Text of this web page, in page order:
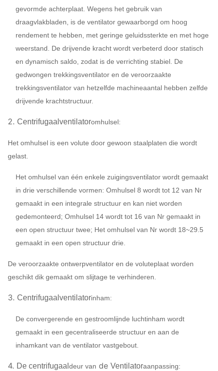
Centrifugaalventilatorsysteem
Configuratie
Omhulsel, de kegel
van de
Luchtinham,
De demper van de
luchtinham
Hoofdschacht
FAG,
Componenten
Het kader van de
onderzoek, Knalpot,
gevormde achterplaat. Wegens het gebruik van
draagvlakbladen, is de ventilator gewaarborgd om hoog
rendement te hebben, met geringe geluidssterkte en met hoge
weerstand. De drijvende kracht wordt verbeterd door statisch
en dynamisch saldo, zodat is de verrichting stabiel. De
gedwongen trekkingsventilator en de veroorzaakte
trekkingsventilator van hetzelfde machineaantal hebben zelfde
drijvende krachtstructuur.
2. Centrifugaalventilatoromhulsel:
Het omhulsel is een volute door gewoon staalplaten die wordt
gelast.
Het omhulsel van één enkele zuigingsventilator wordt gemaakt
in drie verschillende vormen: Omhulsel 8 wordt tot 12 van Nr
gemaakt in een integrale structuur en kan niet worden
gedemonteerd; Omhulsel 14 wordt tot 16 van Nr gemaakt in
een open structuur twee; Het omhulsel van Nr wordt 18~29.5
gemaakt in een open structuur drie.
De veroorzaakte ontwerpventilator en de voluteplaat worden
geschikt dik gemaakt om slijtage te verhinderen.
3. Centrifugaalventilatorinham:
De convergerende en gestroomlijnde luchtinham wordt
gemaakt in een gecentraliseerde structuur en aan de
inhamkant van de ventilator vastgebout.
4. De centrifugaal deur van de Ventilatoraanpassing: